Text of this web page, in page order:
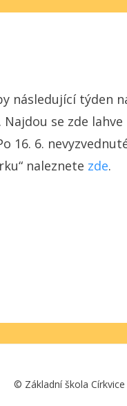
následující týden
se zde
16. 6.
naleznete zde.
© Základní škola Církvice